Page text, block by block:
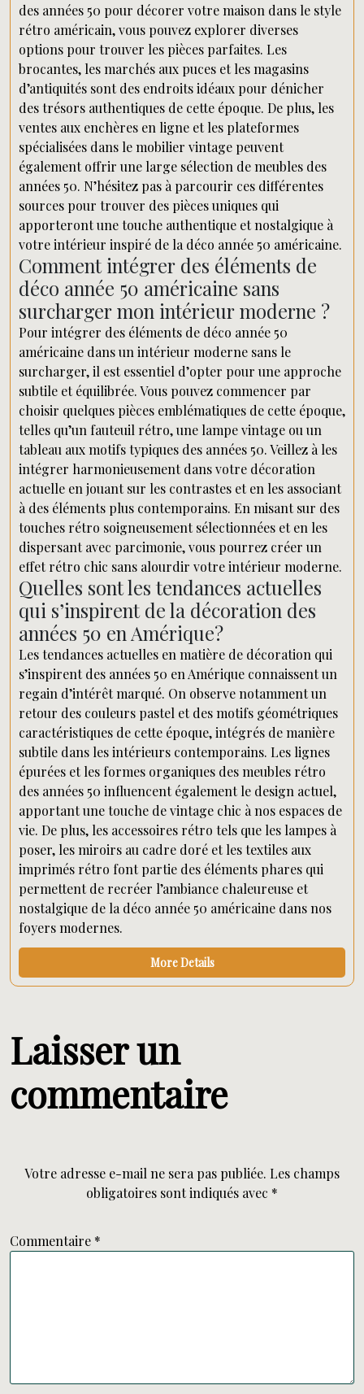
des années 50 pour décorer votre maison dans le style
rétro américain, vous pouvez explorer diverses
options pour trouver les pièces parfaites. Les
brocantes, les marchés aux puces et les magasins
d’antiquités sont des endroits idéaux pour dénicher
des trésors authentiques de cette époque. De plus, les
ventes aux enchères en ligne et les plateformes
spécialisées dans le mobilier vintage peuvent
également offrir une large sélection de meubles des
années 50. N’hésitez pas à parcourir ces différentes
sources pour trouver des pièces uniques qui
apporteront une touche authentique et nostalgique à
votre intérieur inspiré de la déco année 50 américaine.
Comment intégrer des éléments de
déco année 50 américaine sans
surcharger mon intérieur moderne ?
Pour intégrer des éléments de déco année 50
américaine dans un intérieur moderne sans le
surcharger, il est essentiel d’opter pour une approche
subtile et équilibrée. Vous pouvez commencer par
choisir quelques pièces emblématiques de cette époque,
telles qu’un fauteuil rétro, une lampe vintage ou un
tableau aux motifs typiques des années 50. Veillez à les
intégrer harmonieusement dans votre décoration
actuelle en jouant sur les contrastes et en les associant
à des éléments plus contemporains. En misant sur des
touches rétro soigneusement sélectionnées et en les
dispersant avec parcimonie, vous pourrez créer un
effet rétro chic sans alourdir votre intérieur moderne.
Quelles sont les tendances actuelles
qui s’inspirent de la décoration des
années 50 en Amérique?
Les tendances actuelles en matière de décoration qui
s’inspirent des années 50 en Amérique connaissent un
regain d’intérêt marqué. On observe notamment un
retour des couleurs pastel et des motifs géométriques
caractéristiques de cette époque, intégrés de manière
subtile dans les intérieurs contemporains. Les lignes
épurées et les formes organiques des meubles rétro
des années 50 influencent également le design actuel,
apportant une touche de vintage chic à nos espaces de
vie. De plus, les accessoires rétro tels que les lampes à
poser, les miroirs au cadre doré et les textiles aux
imprimés rétro font partie des éléments phares qui
permettent de recréer l’ambiance chaleureuse et
nostalgique de la déco année 50 américaine dans nos
foyers modernes.
More Details
Laisser un
commentaire
Votre adresse e-mail ne sera pas publiée. Les champs
obligatoires sont indiqués avec *
Commentaire *